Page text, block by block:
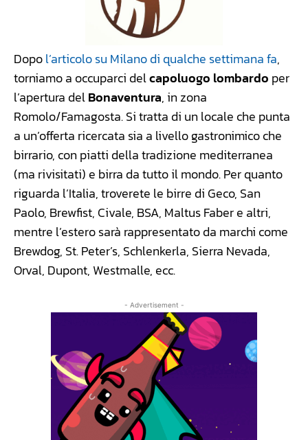
Dopol’articolo su Milano di qualche settimana fa,
torniamo a occuparci delcapoluogo lombardo per
l’apertura delBonaventura, in zona
Romolo/Famagosta. Si tratta di un locale che punta
a un’offerta ricercata sia a livello gastronimico che
birrario, con piatti della tradizione mediterranea
(ma rivisitati) e birra da tutto il mondo. Per quanto
riguarda l’Italia, troverete le birre di Geco, San
Paolo, Brewfist, Civale, BSA, Maltus Faber e altri,
mentre l’estero sarà rappresentato da marchi come
Brewdog, St. Peter’s, Schlenkerla, Sierra Nevada,
Orval, Dupont, Westmalle, ecc.
- Advertisement -